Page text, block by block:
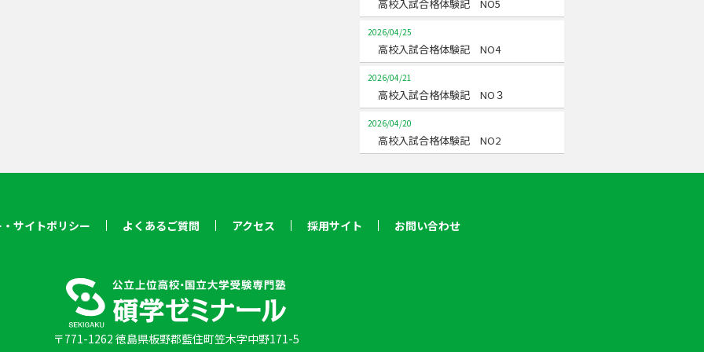
高校入試合格体験記 NO5
2026/04/25
高校入試合格体験記 NO4
2026/04/21
高校入試合格体験記 NO３
2026/04/20
高校入試合格体験記 NO2
サイトポリシー よくあるご質問 アクセス 採用サイト お問い合わせ
〒771-1262 徳島県板野郡藍住町笠木字中野171-5